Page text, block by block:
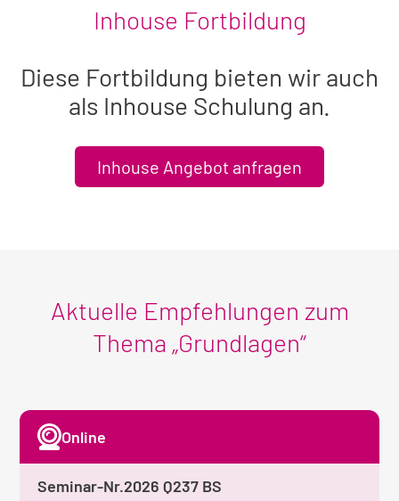
Inhouse Fortbildung
Diese Fortbildung bieten wir auch
als Inhouse Schulung an.
Inhouse Angebot anfragen
Aktuelle Empfehlungen zum
Thema „Grundlagen“
Online
Seminar-Nr.2026 Q237 BS